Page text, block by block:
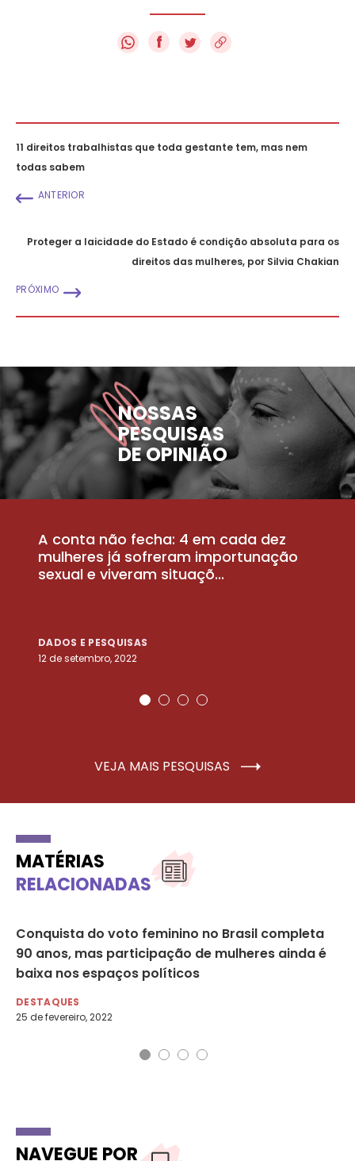
f
11 direitos trabalhistas que toda gestante tem, mas nem
todas sabem
ANTERIOR
Proteger a laicidade do Estado é condição absoluta para os
direitos das mulheres, por Silvia Chakian
PRÓXIMO
NOSSAS
PESQUISAS
DE OPINIÃO
A conta não fecha: 4 em cada dez
mulheres já sofreram importunação
sexual e viveram situaçõ...
DADOS E PESQUISAS
12 de setembro, 2022
VEJA MAIS PESQUISAS
MATÉRIAS
RELACIONADAS
Conquista do voto feminino no Brasil completa
90 anos, mas participação de mulheres ainda é
baixa nos espaços políticos
DESTAQUES
25 de fevereiro, 2022
NAVEGUE POR